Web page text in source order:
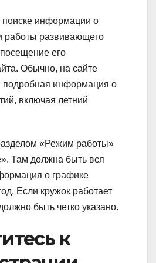
информации о
работы развивающего
его
Обычно, на сайте
подробная информация о
включая летний
«Режим работы»
Там должна быть вся
о графике
Если кружок работает
быть четко указано.
к